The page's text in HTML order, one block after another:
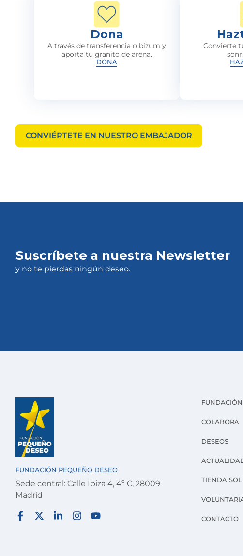
Dona
A través de transferencia o bizum y
aporta tu granito de arena.
DONA
Convierte
CONVIÉRTETE EN NUESTRO EMBAJADOR
Suscríbete a nuestra Newsletter
y no te pierdas ningún deseo.
FUNDACIÓN PEQUEÑO DESEO
Sede central: Calle Ibiza 4, 4º C, 28009
Madrid
FUNDACIÓN
COLABORA
DESEOS
TIENDA
CONTACTO